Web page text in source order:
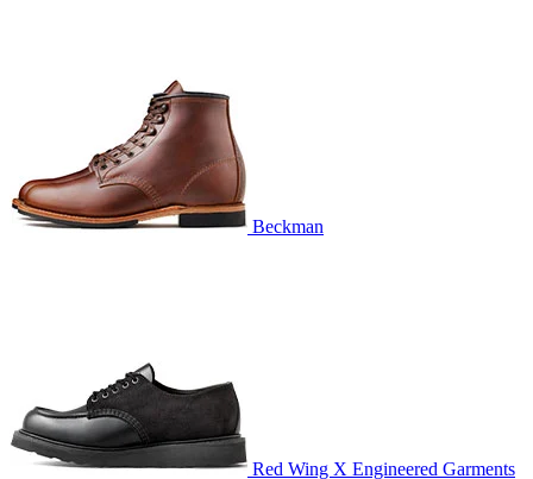
Beckman
Red Wing X Engineered Garments